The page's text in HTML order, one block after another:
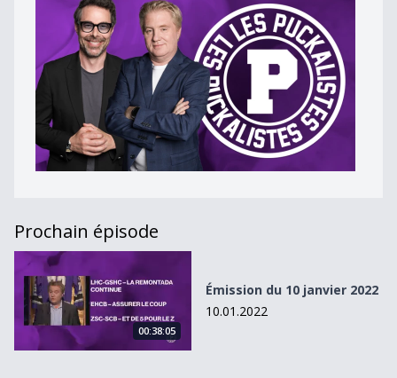
Prochain épisode
Émission du 10 janvier 2022
00:38:05
Émission du 10 janvier 2022
10.01.2022